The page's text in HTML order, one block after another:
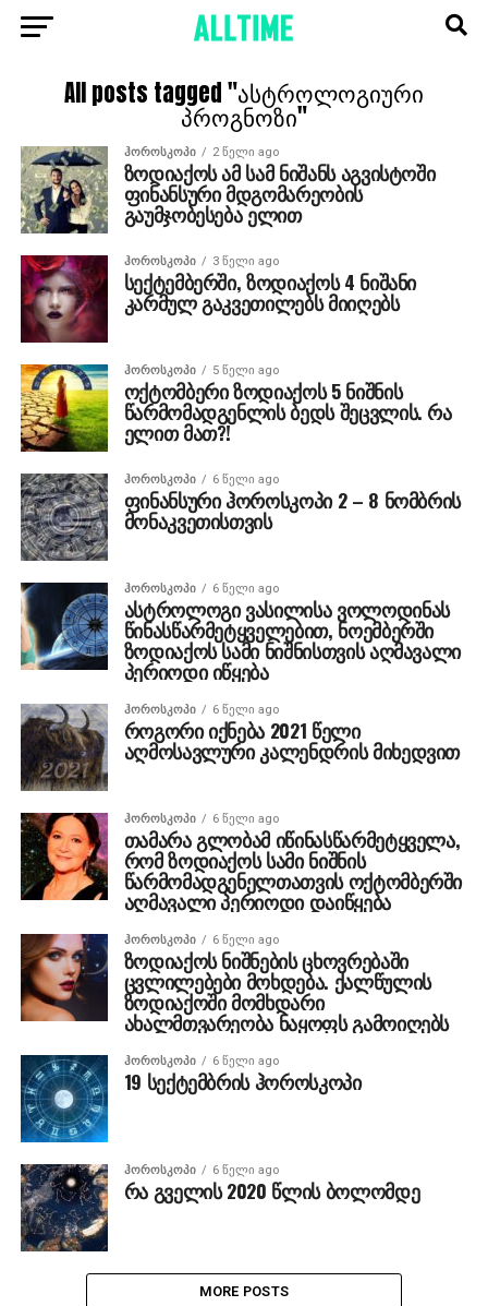
All posts tagged "ასტროლოგიური
პროგნოზი"
ᲰᲝᲠᲝᲡᲙᲝᲞᲘ 2 წელი ago
ზოდიაქოს ამ სამ ნიშანს აგვისტოში
ფინანსური მდგომარეობის
გაუმჯობესება ელით
ᲰᲝᲠᲝᲡᲙᲝᲞᲘ 3 წელი ago
სექტემბერში, ზოდიაქოს 4 ნიშანი
კარმულ გაკვეთილებს მიიღებს
ᲰᲝᲠᲝᲡᲙᲝᲞᲘ 5 წელი ago
ოქტომბერი ზოდიაქოს 5 ნიშნის
წარმომადგენლის ბედს შეცვლის. რა
ელით მათ?!
ᲰᲝᲠᲝᲡᲙᲝᲞᲘ 6 წელი ago
ფინანსური ჰოროსკოპი 2 – 8 ნომბრის
მონაკვეთისთვის
ᲰᲝᲠᲝᲡᲙᲝᲞᲘ 6 წელი ago
ასტროლოგი ვასილისა ვოლოდინას
წინასწარმეტყველებით, ნოემბერში
ზოდიაქოს სამი ნიშნისთვის აღმავალი
პერიოდი იწყება
ᲰᲝᲠᲝᲡᲙᲝᲞᲘ 6 წელი ago
როგორი იქნება 2021 წელი
აღმოსავლური კალენდრის მიხედვით
ᲰᲝᲠᲝᲡᲙᲝᲞᲘ 6 წელი ago
თამარა გლობამ იწინასწარმეტყველა,
რომ ზოდიაქოს სამი ნიშნის
წარმომადგენელთათვის ოქტომბერში
აღმავალი პერიოდი დაიწყება
ᲰᲝᲠᲝᲡᲙᲝᲞᲘ 6 წელი ago
ზოდიაქოს ნიშნების ცხოვრებაში
ცვლილებები მოხდება. ქალწულის
ზოდიაქოში მომხდარი
ახალმთვარეობა ნაყოფს გამოიღებს
ᲰᲝᲠᲝᲡᲙᲝᲞᲘ 6 წელი ago
19 სექტემბრის ჰოროსკოპი
ᲰᲝᲠᲝᲡᲙᲝᲞᲘ 6 წელი ago
რა გველის 2020 წლის ბოლომდე
MORE POSTS